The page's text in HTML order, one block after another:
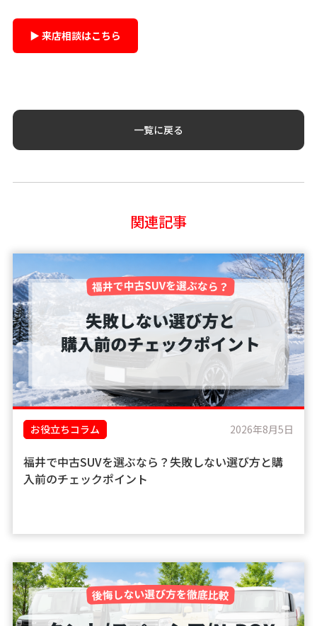
▶ 来店相談はこちら
一覧に戻る
関連記事
お役立ちコラム 2026年8月5日
福井で中古SUVを選ぶなら？失敗しない選び方と購
入前のチェックポイント